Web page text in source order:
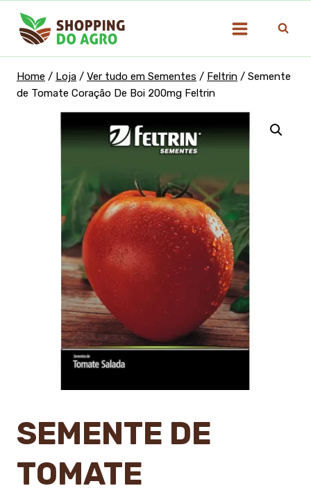
para
Home / Loja / Ver tudo em Sementes / Feltrin / Semente
de Tomate Coração De Boi 200mg Feltrin
SEMENTE DE
TOMATE